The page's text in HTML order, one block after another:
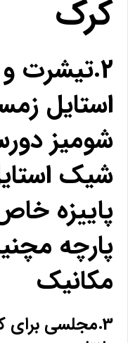
کرک
2.تیشرت
استایل
شومیز
شیک
پاییزه
پارچه
مکانیک
3.مجلسی برای